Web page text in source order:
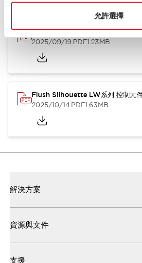
允許選擇
Flush Silhouette LW系列 控制元
2025/09/19.PDF1.23MB
Flush Silhouette LW系列 控制元
2025/10/14.PDF1.63MB
解決方案
資源與文件
支援